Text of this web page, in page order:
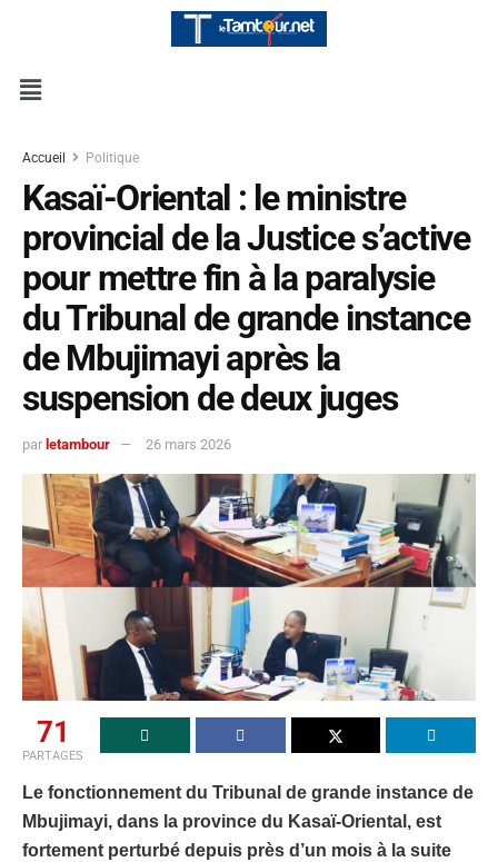
Accueil Politique
Kasaï-Oriental : le ministre
provincial de la Justice s’active
pour mettre fin à la paralysie
du Tribunal de grande instance
de Mbujimayi après la
suspension de deux juges
par letambour 26 mars 2026
71
PARTAGES
Le fonctionnement du Tribunal de grande instance de
Mbujimayi, dans la province du Kasaï-Oriental, est
fortement perturbé depuis près d’un mois à la suite